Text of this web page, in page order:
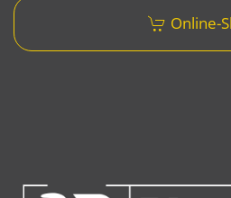
Online-